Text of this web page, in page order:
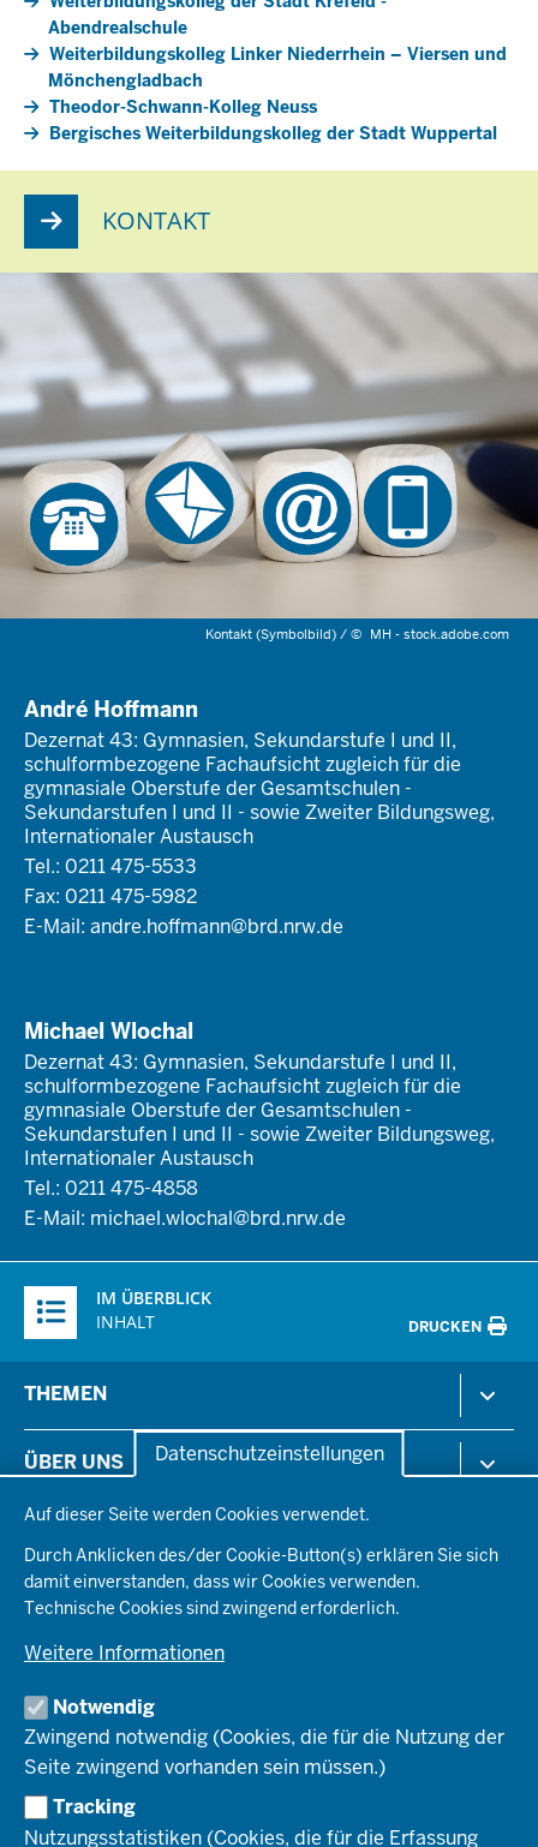
Datenschutzeinstellungen
Auf dieser Seite werden Cookies verwendet.
Durch Anklicken des/der Cookie-Button(s) erklären Sie sich
damit einverstanden, dass wir Cookies verwenden.
Technische Cookies sind zwingend erforderlich.
Weitere Informationen
Notwendig
Zwingend notwendig (Cookies, die für die Nutzung der
Seite zwingend vorhanden sein müssen.)
Tracking
Nutzungsstatistiken (Cookies, die für die Erfassung
Abendrealschule
Weiterbildungskolleg Linker Niederrhein – Viersen und
Mönchengladbach
Theodor-Schwann-Kolleg Neuss
Bergisches Weiterbildungskolleg der Stadt Wuppertal
KONTAKT
Kontakt (Symbolbild) /© MH - stock.adobe.com
André Hoffmann
Dezernat 43: Gymnasien, Sekundarstufe I und II,
schulformbezogene Fachaufsicht zugleich für die
gymnasiale Oberstufe der Gesamtschulen -
Sekundarstufen I und II - sowie Zweiter Bildungsweg,
Internationaler Austausch
Tel.: 0211 475-5533
Fax: 0211 475-5982
E-Mail: andre.hoffmann@brd.nrw.de
Michael Wlochal
Dezernat 43: Gymnasien, Sekundarstufe I und II,
schulformbezogene Fachaufsicht zugleich für die
gymnasiale Oberstufe der Gesamtschulen -
Sekundarstufen I und II - sowie Zweiter Bildungsweg,
Internationaler Austausch
Tel.: 0211 475-4858
E-Mail: michael.wlochal@brd.nrw.de
Inhalte
IM ÜBERBLICK
INHALT
DRUCKEN
in
der
Fußzeile
THEMEN
Gesundheit & Soziales
Kommunales & Wirtschaft
Planen & Bauen
Schule & Bildung
Umwelt & Natur
ÜBER UNS
Aktenpläne
Organisationsstruktur
Behördenleitung
Die Bezirksregierung
Organisationsplan
Institutionen
Arbeitgeberprofil
Stellenangebote
Ausbildung
PRESSE
Pressefotos
Social-Media-Kanäle
REGIONALRAT DÜSSELDORF
SERVICES
Bekanntmachungen
HOTLINE